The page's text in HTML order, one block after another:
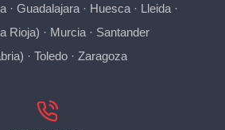
· Guadalajara· Huesca· Lleida·
Rioja) · Murcia· Santander
·Toledo ·Zaragoza